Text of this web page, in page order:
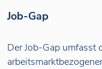
Job-Gap
Der Job-Gap umfasst